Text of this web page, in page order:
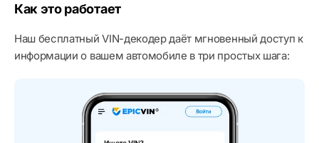
Как это работает
Наш бесплатный VIN-декодер даёт мгновенный доступ к
информации о вашем автомобиле в три простых шага: